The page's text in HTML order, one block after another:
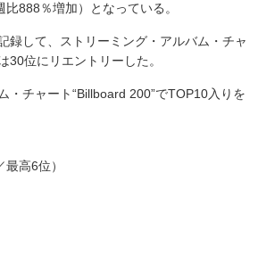
888％増加）となっている。
して、ストリーミング・アルバム・チャ
位にリエントリーした。
チャート“Billboard 200”でTOP10入りを
高6位）